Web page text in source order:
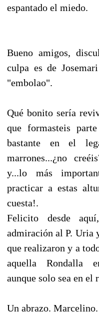
espantado el miedo.
Bueno amigos,
culpa es de
"embolao".
Qué bonito sería
que formasteis
bastante en el
marrones...¿no
y...lo más
practicar a estas
cuesta!.
Felicito desde
admiración al P. Uria
que realizaron y a
aquella Rondalla
aunque solo sea en el
Un abrazo. Marcelino.